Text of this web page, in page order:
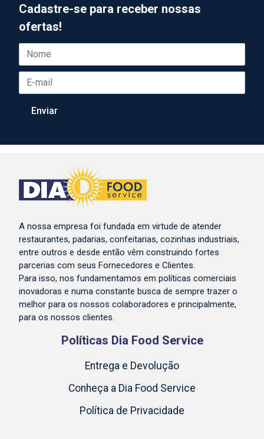
Cadastre-se para receber nossas
ofertas!
A nossa empresa foi fundada em virtude de atender
restaurantes, padarias, confeitarias, cozinhas industriais,
entre outros e desde então vêm construindo fortes
parcerias com seus Fornecedores e Clientes.
Para isso, nos fundamentamos em políticas comerciais
inovadoras e numa constante busca de sempre trazer o
melhor para os nossos colaboradores e principalmente,
para os nossos clientes.
Políticas Dia Food Service
Entrega e Devolução
Conheça a Dia Food Service
Política de Privacidade